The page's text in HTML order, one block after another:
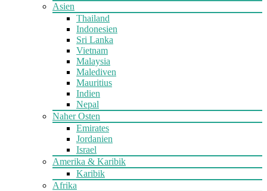
Asien
Thailand
Indonesien
Sri Lanka
Vietnam
Malaysia
Malediven
Mauritius
Indien
Nepal
Naher Osten
Emirates
Jordanien
Israel
Amerika & Karibik
Karibik
Afrika